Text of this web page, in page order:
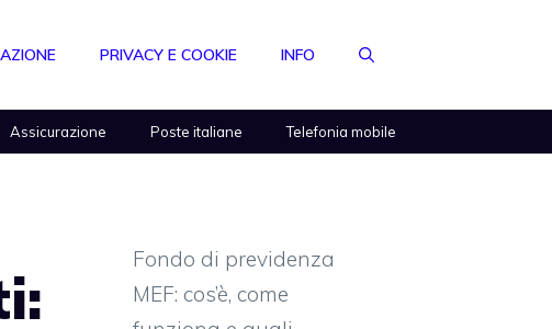
PRIVACY E COOKIE INFO
Assicurazione Poste italiane Telefonia mobile
Fondo di previdenza
MEF: cos’è, come